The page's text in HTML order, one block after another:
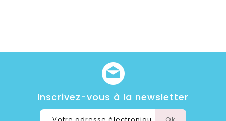
Inscrivez-vous à la newsletter